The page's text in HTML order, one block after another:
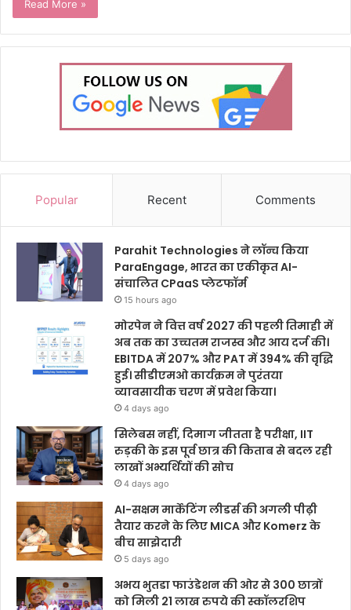
Read More »
Popular Recent Comments
Parahit Technologies ने लॉन्च किया
ParaEngage, भारत का एकीकृत AI-
संचालित CPaaS प्लेटफॉर्म
15 hours ago
मोरपेन ने वित्त वर्ष 2027 की पहली तिमाही में
अब तक का उच्चतम राजस्व और आय दर्ज की।
EBITDA में 207% और PAT में 394% की वृद्धि
हुई। सीडीएमओ कार्यक्रम ने पुरंतया
व्यावसायीक चरण में प्रवेश किया।
4 days ago
सिलेबस नहीं, दिमाग जीतता है परीक्षा, IIT
रुड़की के इस पूर्व छात्र की किताब से बदल रही
लाखों अभ्यर्थियों की सोच
4 days ago
AI-सक्षम मार्केटिंग लीडर्स की अगली पीढ़ी
तैयार करने के लिए MICA और Komerz के
बीच साझेदारी
5 days ago
अभय भुतडा फाउंडेशन की ओर से 300 छात्रों
को मिली 21 लाख रुपये की स्कॉलरशिप